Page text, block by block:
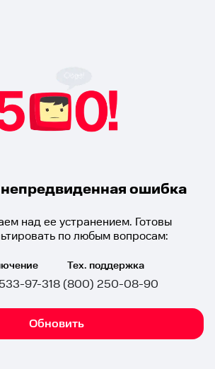
ошибка
над ее устранением. Готовы
по любым вопросам:
97-31
Тех. поддержка
8 (800) 250-08-90
Обновить